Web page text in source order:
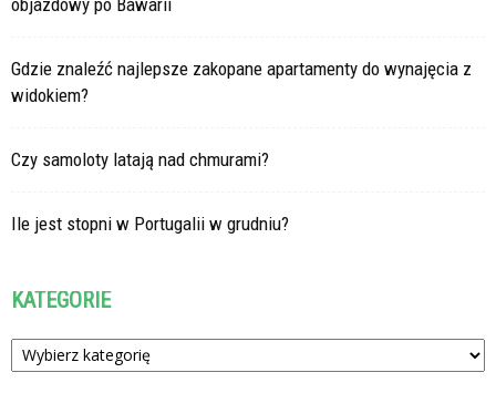
Gdzie znaleźć najlepsze zakopane apartamenty do wynajęcia z
widokiem?
Czy samoloty latają nad chmurami?
Ile jest stopni w Portugalii w grudniu?
KATEGORIE
Kategorie